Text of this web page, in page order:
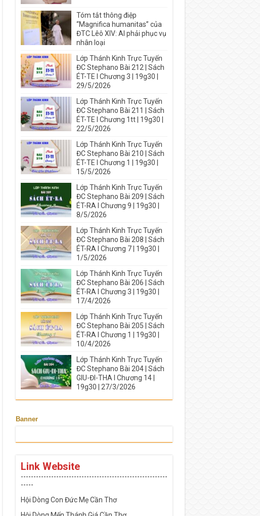
Tóm tắt thông điệp
“Magnifica humanitas” của
ĐTC Lêô XIV: AI phải phục vụ
nhân loại
Lớp Thánh Kinh Trực Tuyến
ĐC Stephano Bài 212 | Sách
ÉT-TE I Chương 3 | 19g30 |
29/5/2026
Lớp Thánh Kinh Trực Tuyến
ĐC Stephano Bài 211 | Sách
ÉT-TE I Chương 1tt | 19g30 |
22/5/2026
Lớp Thánh Kinh Trực Tuyến
ĐC Stephano Bài 210 | Sách
ÉT-TE I Chương 1 | 19g30 |
15/5/2026
Lớp Thánh Kinh Trực Tuyến
ĐC Stephano Bài 209 | Sách
ÉT-RA I Chương 9 | 19g30 |
8/5/2026
Lớp Thánh Kinh Trực Tuyến
ĐC Stephano Bài 208 | Sách
ÉT-RA I Chương 7 | 19g30 |
1/5/2026
Lớp Thánh Kinh Trực Tuyến
ĐC Stephano Bài 206 | Sách
ÉT-RA I Chương 3 | 19g30 |
17/4/2026
Lớp Thánh Kinh Trực Tuyến
ĐC Stephano Bài 205 | Sách
ÉT-RA I Chương 1 | 19g30 |
10/4/2026
Lớp Thánh Kinh Trực Tuyến
ĐC Stephano Bài 204 | Sách
GIU-ĐI-THA I Chương 14 |
19g30 | 27/3/2026
Banner
Link Website
----------------------------------------------------------
-----
Hội Dòng Con Đức Mẹ Cần Thơ